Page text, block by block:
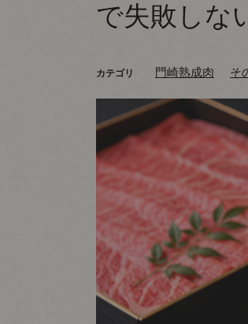
で失敗しな
カテゴリ 門崎熟成肉 そ